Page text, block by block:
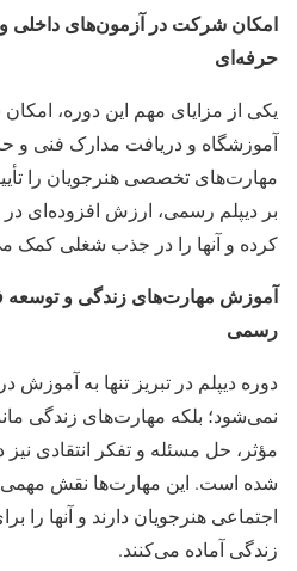
امکان شرکت در آزمون‌های داخلی
حرفه‌ای
یکی از مزایای مهم این دوره،
آموزشگاه و دریافت مدارک فنی
مهارت‌های تخصصی هنرجویان را
بر دیپلم رسمی، ارزش افزوده‌ای در
کرده و آنها را در جذب شغلی کمک
آموزش مهارت‌های زندگی و توسعه
رسمی
دوره دیپلم در تبریز تنها به
نمی‌شود؛ بلکه مهارت‌های زندگی
مؤثر، حل مسئله و تفکر انتقادی
شده است. این مهارت‌ها نقش
اجتماعی هنرجویان دارند و آنها را
زندگی آماده می‌کنند.